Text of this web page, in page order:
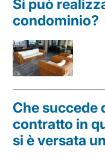
Si può
condominio?
Che succede
contratto in
si è versata